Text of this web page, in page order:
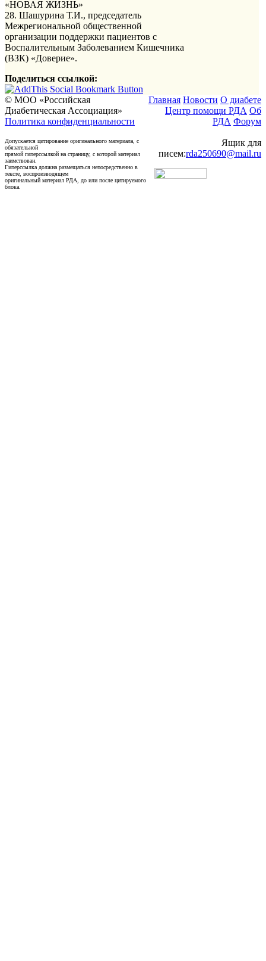
«НОВАЯ ЖИЗНЬ»
28. Шашурина Т.И., председатель
Межрегиональной общественной
организации поддержки пациентов с
Воспалительным Заболеванием Кишечника
(ВЗК) «Доверие».
Поделиться ссылкой:
© МОО «Российская
Диабетическая Ассоциация»
Политика конфиденциальности
Допускается цитирование оригинального материала, с
обязательной
прямой гиперссылкой на страницу, с которой материал
заимствован.
Гиперссылка должна размещаться непосредственно в
тексте, воспроизводящем
оригинальный материал РДА, до или после цитируемого
блока.
Главная Новости О диабете
Центр помощи РДА Об
РДА Форум
Ящик для
писем:rda250690@mail.ru